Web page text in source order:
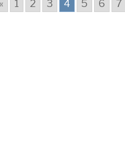
« 1 2 3 4 5 6 7